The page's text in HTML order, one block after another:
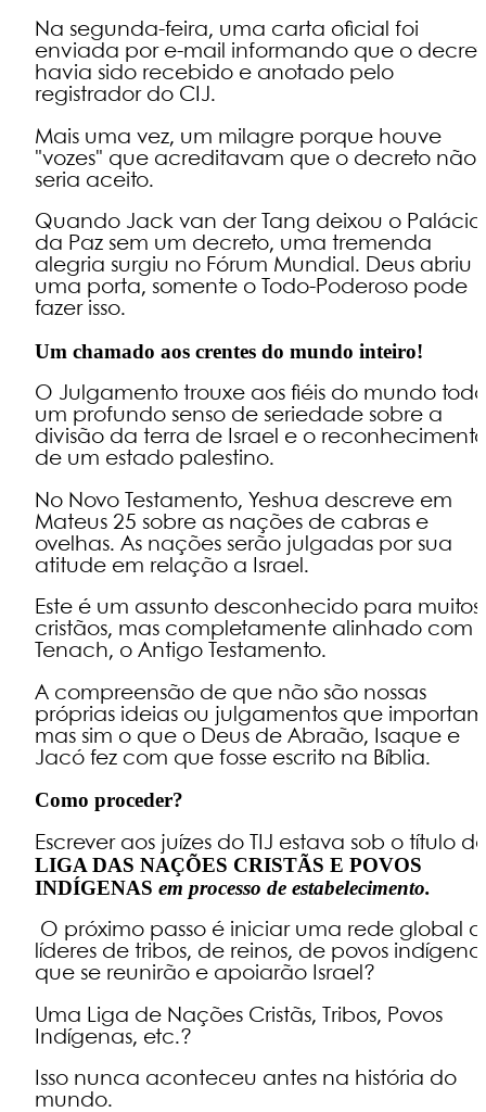
Na segunda-feira, uma carta oficial foi
enviada por e-mail informando que o
havia sido recebido e anotado pelo
registrador do CIJ.
Mais uma vez, um milagre porque houve
"vozes" que acreditavam que o decreto não
seria aceito.
Quando Jack van der Tang deixou o Palácio
da Paz sem um decreto, uma tremenda
alegria surgiu no Fórum Mundial. Deus abriu
uma porta, somente o Todo-Poderoso pode
fazer isso.
Um chamado aos crentes do mundo inteiro!
O Julgamento trouxe aos fiéis do mundo
um profundo senso de seriedade sobre a
divisão da terra de Israel e o
de um estado palestino.
No Novo Testamento, Yeshua descreve em
Mateus 25 sobre as nações de cabras e
ovelhas. As nações serão julgadas por sua
atitude em relação a Israel.
Este é um assunto desconhecido para muitos
cristãos, mas completamente alinhado com
Tenach, o Antigo Testamento.
A compreensão de que não são nossas
próprias ideias ou julgamentos que
mas sim o que o Deus de Abraão, Isaque e
Jacó fez com que fosse escrito na Bíblia.
Como proceder?
Escrever aos juízes do TIJ estava sob o título
LIGA DAS NAÇÕES CRISTÃS E POVOS
INDÍGENASem processo de estabelecimento.
O próximo passo é iniciar uma rede global
líderes de tribos, de reinos, de povos
que se reunirão e apoiarão Israel?
Uma Liga de Nações Cristãs, Tribos, Povos
Indígenas, etc.?
Isso nunca aconteceu antes na história do
mundo.